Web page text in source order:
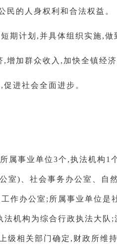
的人身权利和合法权益。
期计划,并具体组织实施,做
加群众收入,加快全镇经济
进社会全面进步。
属事业单位3个,执法机构1
室)、社会事务办公室、自
作办公室;所属事业单位是
机构为综合行政执法大队
相关部门确定,财政所维